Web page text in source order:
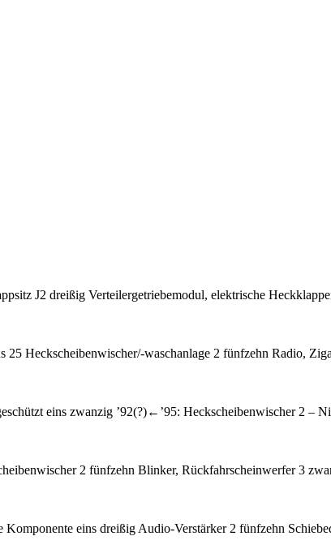
J2 dreißig Verteilergetriebemodul, elektrische
25 Heckscheibenwischer/-waschanlage 2 fünfzehn Radio,
eins zwanzig ’92(?)←’95: Heckscheibenwischer 2 –
2 fünfzehn Blinker, Rückfahrscheinwerfer 3
eins dreißig Audio-Verstärker 2 fünfzehn